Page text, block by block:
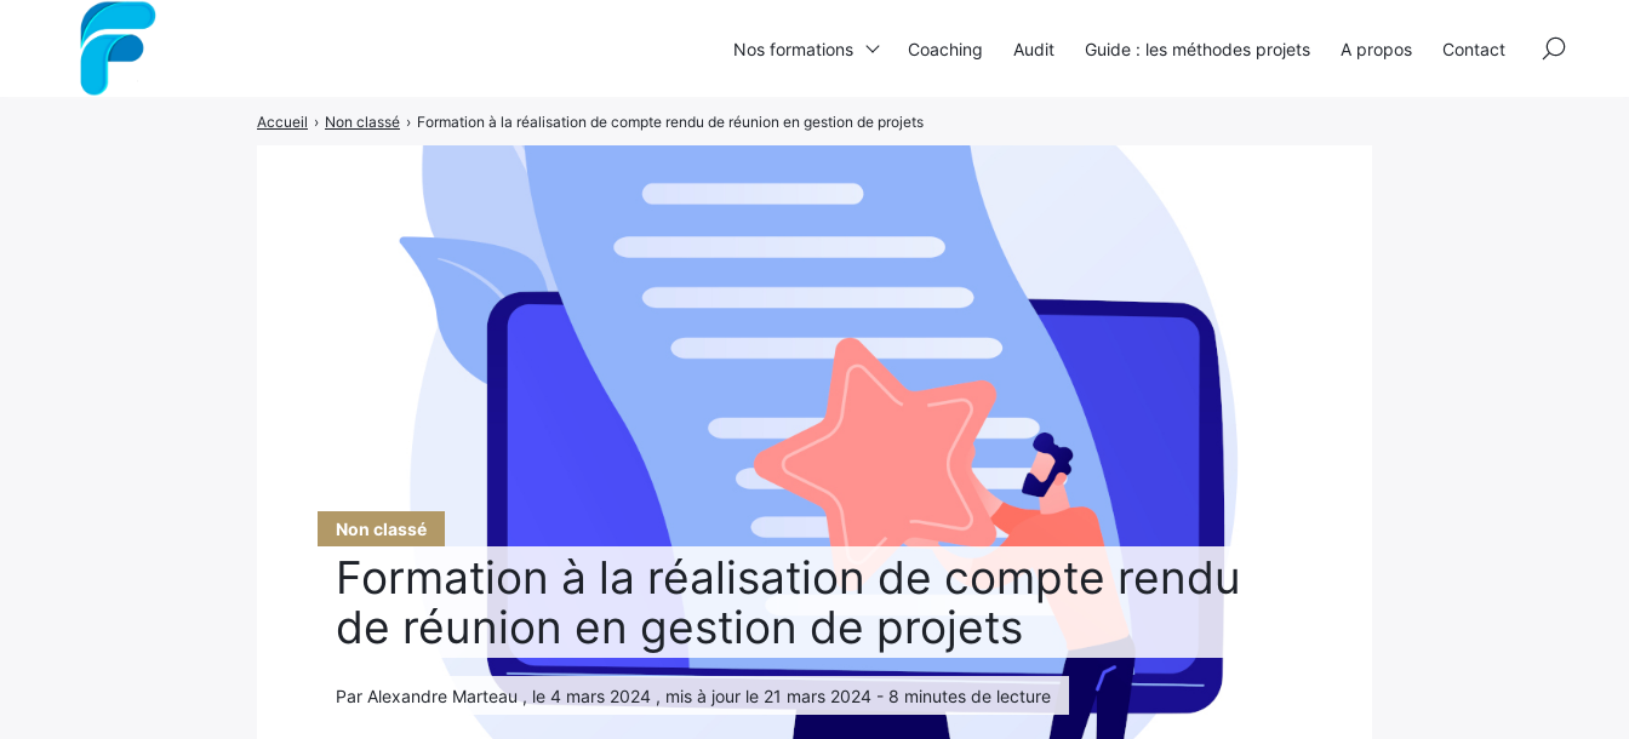
Non classé
Formation à la réalisation de compte rendu
de réunion en gestion de projets
Par Alexandre Marteau , le 4 mars 2024 , mis à jour le 21 mars 2024 - 8 minutes de lecture
Accueil › Non classé › Formation à la réalisation de compte rendu de réunion en gestion de projets
Nos formations Coaching Audit Guide : les méthodes projets A propos Contact
Rechercher